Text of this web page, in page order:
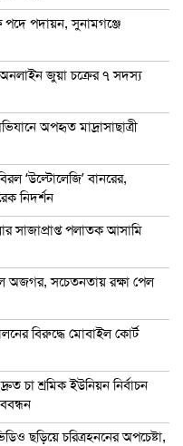
পদে পদায়ন, সুনামগঞ্জে
অনলাইন জুয়া চক্রের ৭ সদস্য
অপহৃত মাদ্রাসাছাত্রী
‘উল্টোলেজি’ বানরের,
নিদর্শন
সাজাপ্রাপ্ত পলাতক আসামি
অজগর, সচেতনতায় রক্ষা পেল
বিরুদ্ধে মোবাইল কোর্ট
চা শ্রমিক ইউনিয়ন নির্বাচন
ছড়িয়ে চরিত্রহননের অপচেষ্টা,